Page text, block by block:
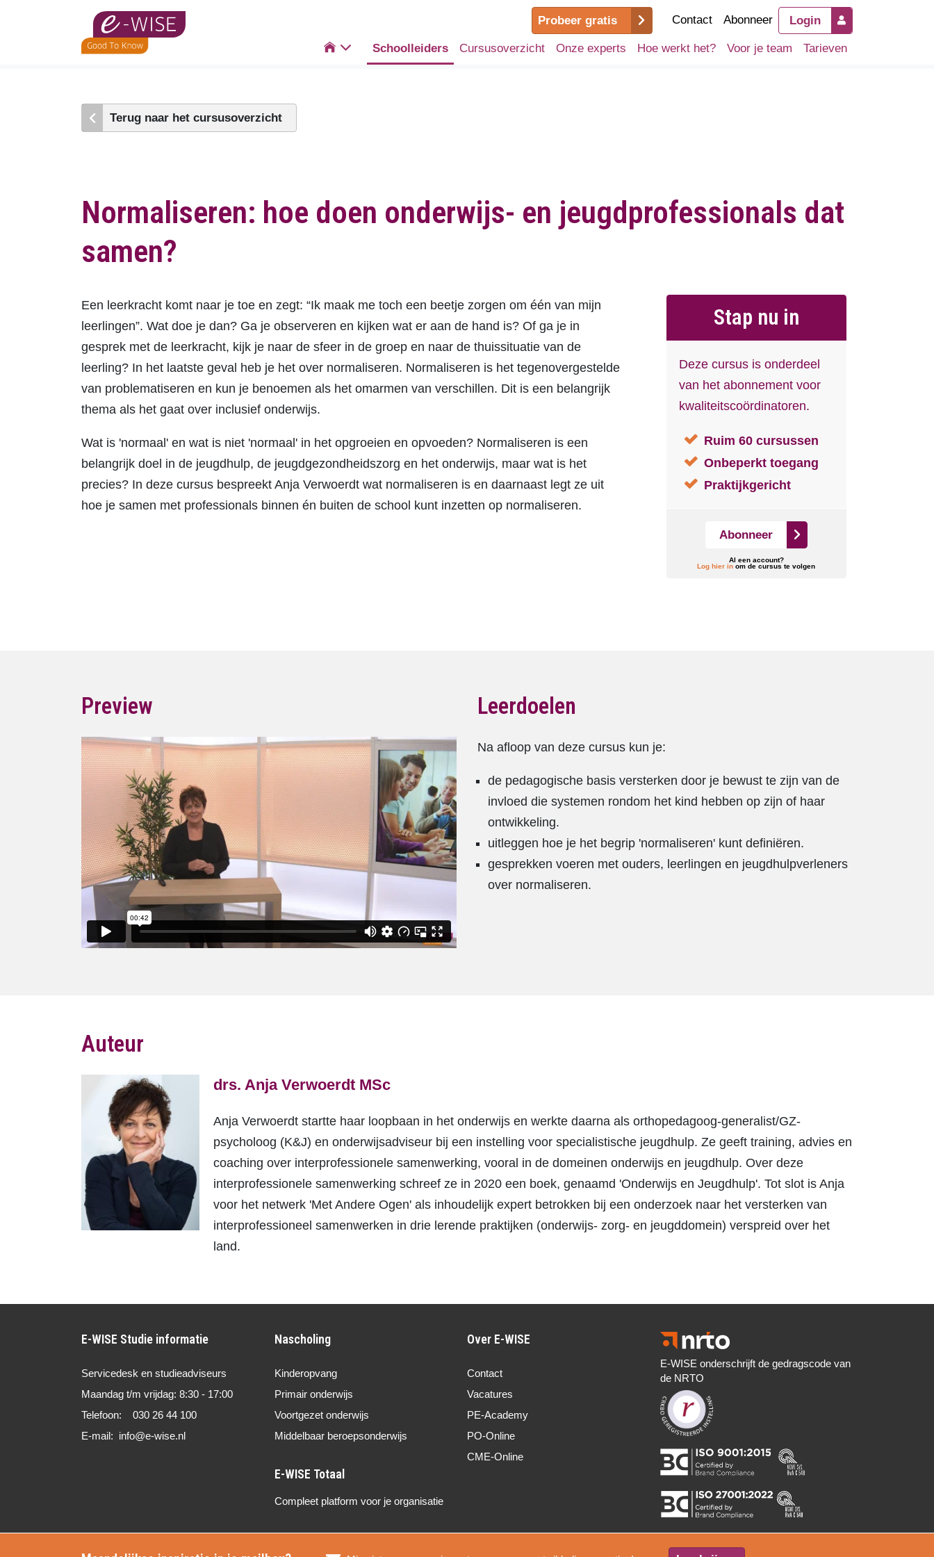
Probeer gratis Contact Abonneer Login
 Schoolleiders Cursusoverzicht Onze experts Hoe werkt het? Voor je team Tarieven
Terug naar het cursusoverzicht
Normaliseren: hoe doen onderwijs- en jeugdprofessionals dat
samen?
Stap nu in
Deze cursus is onderdeel
van het abonnement voor
kwaliteitscoördinatoren.
Ruim 60 cursussen
Onbeperkt toegang
Praktijkgericht
Abonneer
Al een account?
Log hier in om de cursus te volgen
Een leerkracht komt naar je toe en zegt: “Ik maak me toch een beetje zorgen om één van mijn
leerlingen”. Wat doe je dan? Ga je observeren en kijken wat er aan de hand is? Of ga je in
gesprek met de leerkracht, kijk je naar de sfeer in de groep en naar de thuissituatie van de
leerling? In het laatste geval heb je het over normaliseren. Normaliseren is het tegenovergestelde
van problematiseren en kun je benoemen als het omarmen van verschillen. Dit is een belangrijk
thema als het gaat over inclusief onderwijs.
Wat is 'normaal' en wat is niet 'normaal' in het opgroeien en opvoeden? Normaliseren is een
belangrijk doel in de jeugdhulp, de jeugdgezondheidszorg en het onderwijs, maar wat is het
precies? In deze cursus bespreekt Anja Verwoerdt wat normaliseren is en daarnaast legt ze uit
hoe je samen met professionals binnen én buiten de school kunt inzetten op normaliseren.
Preview Leerdoelen
Na afloop van deze cursus kun je:
de pedagogische basis versterken door je bewust te zijn van de
invloed die systemen rondom het kind hebben op zijn of haar
ontwikkeling.
uitleggen hoe je het begrip 'normaliseren' kunt definiëren.
gesprekken voeren met ouders, leerlingen en jeugdhulpverleners
over normaliseren.
Auteur
drs. Anja Verwoerdt MSc
Anja Verwoerdt startte haar loopbaan in het onderwijs en werkte daarna als orthopedagoog-generalist/GZ-
psycholoog (K&J) en onderwijsadviseur bij een instelling voor specialistische jeugdhulp. Ze geeft training, advies en
coaching over interprofessionele samenwerking, vooral in de domeinen onderwijs en jeugdhulp. Over deze
interprofessionele samenwerking schreef ze in 2020 een boek, genaamd 'Onderwijs en Jeugdhulp'. Tot slot is Anja
voor het netwerk 'Met Andere Ogen' als inhoudelijk expert betrokken bij een onderzoek naar het versterken van
interprofessioneel samenwerken in drie lerende praktijken (onderwijs- zorg- en jeugddomein) verspreid over het
land.
E-WISE Studie informatie
Servicedesk en studieadviseurs
Maandag t/m vrijdag: 8:30 - 17:00
Telefoon: 030 26 44 100
E-mail: info@e-wise.nl
Nascholing
Kinderopvang
Primair onderwijs
Voortgezet onderwijs
Middelbaar beroepsonderwijs
Compleet platform voor je organisatie
Over E-WISE
Contact
Vacatures
PE-Academy
PO-Online
CME-Online
E-WISE onderschrijft de gedragscode van
de NRTO